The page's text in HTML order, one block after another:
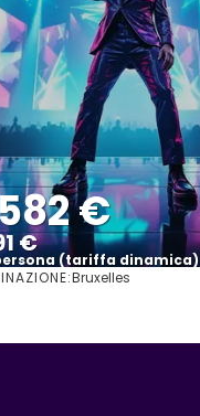
€
€
(tariffa dinamica)
Vedere di più
Bruxelles